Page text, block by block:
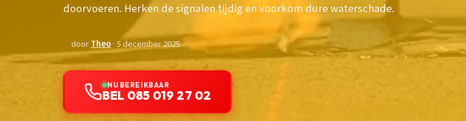
doorvoeren. Herken de signalen tijdig en voorkom dure waterschade.
doorTheo · 5 december 2025
NU BEREIKBAAR
BEL 085 019 27 02